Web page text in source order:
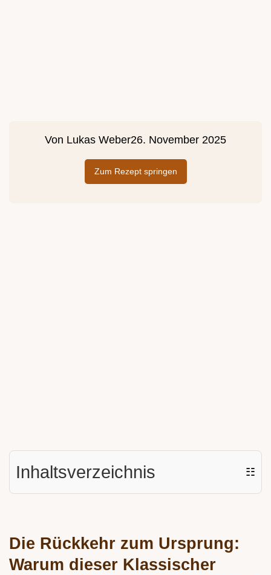
Von Lukas Weber26. November 2025
Zum Rezept springen
Inhaltsverzeichnis ☷
Die Rückkehr zum Ursprung:
Warum dieser Klassischer